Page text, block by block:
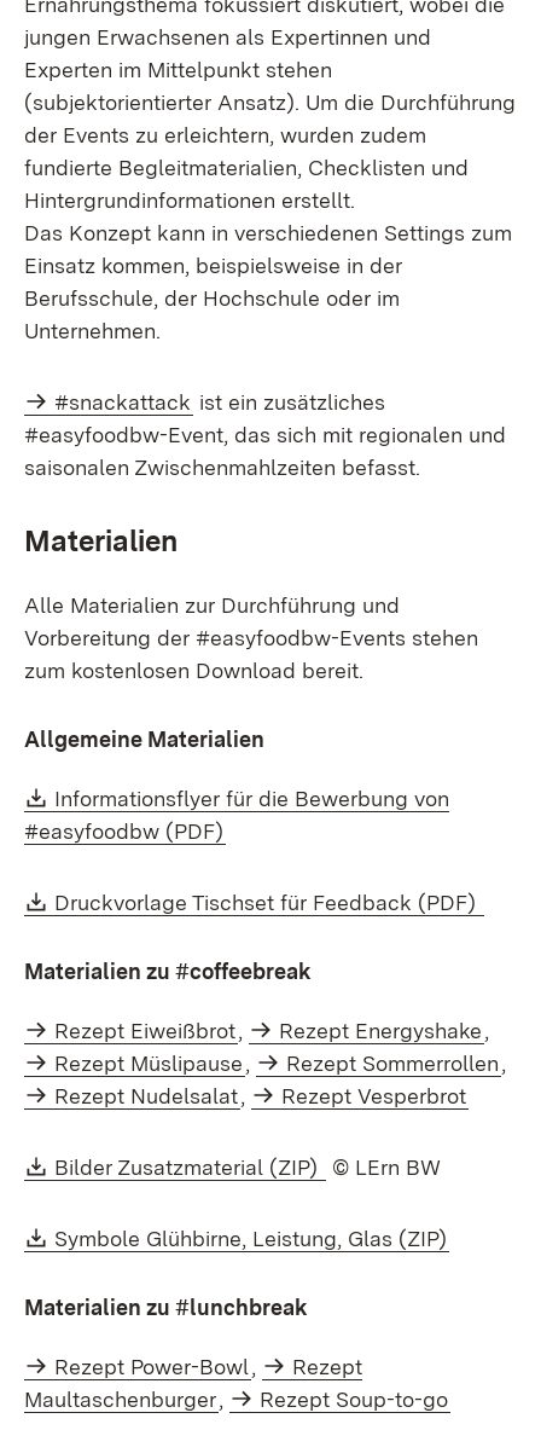
jungen Erwachsenen als Expertinnen und
Experten im Mittelpunkt stehen
(subjektorientierter Ansatz). Um die Durchführung
der Events zu erleichtern, wurden zudem
fundierte Begleitmaterialien, Checklisten und
Hintergrundinformationen erstellt.
Das Konzept kann in verschiedenen Settings zum
Einsatz kommen, beispielsweise in der
Berufsschule, der Hochschule oder im
Unternehmen.
#snackattack ist ein zusätzliches
#easyfoodbw-Event, das sich mit regionalen und
saisonalen Zwischenmahlzeiten befasst.
Materialien
Alle Materialien zur Durchführung und
Vorbereitung der #easyfoodbw-Events stehen
zum kostenlosen Download bereit.
Allgemeine Materialien
Download:
Informationsflyer für die Bewerbung von
#easyfoodbw (PDF)
Download:
Druckvorlage Tischset für Feedback (PDF)
Materialien zu #coffeebreak
Rezept Eiweißbrot, Rezept Energyshake,
Rezept Müslipause, Rezept Sommerrollen,
Rezept Nudelsalat, Rezept Vesperbrot
Download:
Bilder Zusatzmaterial (ZIP) (Öffnet in neuem
© LErn BW
Download:
Symbole Glühbirne, Leistung, Glas (ZIP)
Materialien zu #lunchbreak
Rezept Power-Bowl,
Rezept
Maultaschenburger, Rezept Soup-to-go